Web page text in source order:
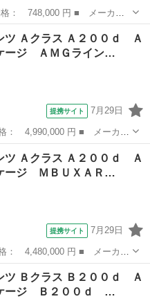
Ｅクラスステーションワゴ
ョンワゴン 天井張り替え
ツ Ａクラス Ａ２００ｄ Ａ
ージ ＡＭＧライン…
提携サイト 7月29日
Ａクラス ■ グレード
ージ ＡＭＧライン アドバ
ツ Ａクラス Ａ２００ｄ Ａ
ージ ＭＢＵＸＡＲ…
提携サイト 7月29日
Ａクラス ■ グレード
ージ ＭＢＵＸＡＲナビ ■
ツ Ｂクラス Ｂ２００ｄ Ａ
ージ Ｂ２００ｄ …